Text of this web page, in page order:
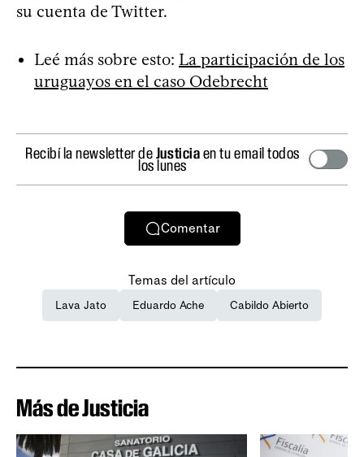
su cuenta de Twitter.
Leé más sobre esto: La participación de los
uruguayos en el caso Odebrecht
Recibí la newsletter deJusticiaen tu email todos
los lunes
Comentar
Temas del artículo
Lava Jato Eduardo Ache Cabildo Abierto
Más de Justicia